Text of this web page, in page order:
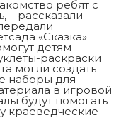
ребят с
– рассказали
«Сказка»
детям
раскраски
могли создать
наборы для
в игровой
будут помогать
краеведческие